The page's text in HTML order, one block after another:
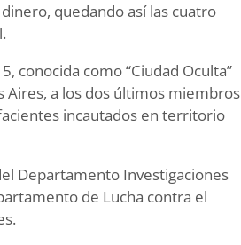
quedando así las cuatro
conocida como “Ciudad Oculta”
Aires, a los dos últimos miembros
incautados en territorio
Departamento Investigaciones
de Lucha contra el